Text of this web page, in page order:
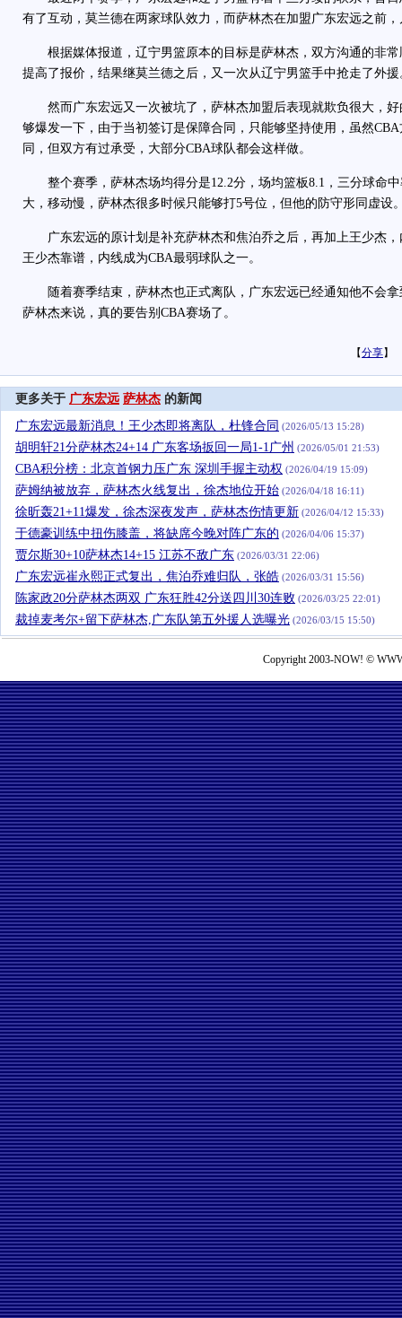
有了互动，莫兰德在两家球队效力，而萨林杰在加盟广东宏远之前
根据媒体报道，辽宁男篮原本的目标是萨林杰，双方沟通的非常
提高了报价，结果继莫兰德之后，又一次从辽宁男篮手中抢走了外援
然而广东宏远又一次被坑了，萨林杰加盟后表现就欺负很大，好
够爆发一下，由于当初签订是保障合同，只能够坚持使用，虽然
同，但双方有过承受，大部分CBA球队都会这样做。
整个赛季，萨林杰场均得分是12.2分，场均篮板8.1，三分球命中
大，移动慢，萨林杰很多时候只能够打5号位，但他的防守形同虚设
广东宏远的原计划是补充萨林杰和焦泊乔之后，再加上王少杰，
王少杰靠谱，内线成为CBA最弱球队之一。
随着赛季结束，萨林杰也正式离队，广东宏远已经通知他不会拿
萨林杰来说，真的要告别CBA赛场了。
【分享】
更多关于 广东宏远 萨林杰 的新闻
广东宏远最新消息！王少杰即将离队，杜锋合同 (2026/05/13 15:28)
胡明轩21分萨林杰24+14 广东客场扳回一局1-1广州 (2026/05/01 21:53)
CBA积分榜：北京首钢力压广东 深圳手握主动权 (2026/04/19 15:09)
萨姆纳被放弃，萨林杰火线复出，徐杰地位开始 (2026/04/18 16:11)
徐昕轰21+11爆发，徐杰深夜发声，萨林杰伤情更新 (2026/04/12 15:33)
于德豪训练中扭伤膝盖，将缺席今晚对阵广东的 (2026/04/06 15:37)
贾尔斯30+10萨林杰14+15 江苏不敌广东 (2026/03/31 22:06)
广东宏远崔永熙正式复出，焦泊乔难归队，张皓 (2026/03/31 15:56)
陈家政20分萨林杰两双 广东狂胜42分送四川30连败 (2026/03/25 22:01)
裁掉麦考尔+留下萨林杰,广东队第五外援人选曝光 (2026/03/15 15:50)
Copyright 2003-NOW! ©